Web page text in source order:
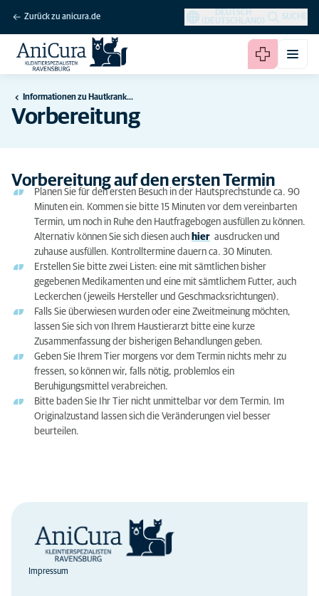
Zurück zu anicura.de
DEUTSCH
(DEUTSCHLAND)
SUCHE
Informationen zu Hautkrankheiten
Vorbereitung
Vorbereitung auf den ersten Termin
Planen Sie für den ersten Besuch in der Hautsprechstunde ca. 90
Minuten ein. Kommen sie bitte 15 Minuten vor dem vereinbarten
Termin, um noch in Ruhe den Hautfragebogen ausfüllen zu können.
Alternativ können Sie sich diesen auch hier ausdrucken und
zuhause ausfüllen. Kontrolltermine dauern ca. 30 Minuten.
Erstellen Sie bitte zwei Listen: eine mit sämtlichen bisher
gegebenen Medikamenten und eine mit sämtlichem Futter, auch
Leckerchen (jeweils Hersteller und Geschmacksrichtungen).
Falls Sie überwiesen wurden oder eine Zweitmeinung möchten,
lassen Sie sich von Ihrem Haustierarzt bitte eine kurze
Zusammenfassung der bisherigen Behandlungen geben.
Geben Sie Ihrem Tier morgens vor dem Termin nichts mehr zu
fressen, so können wir, falls nötig, problemlos ein
Beruhigungsmittel verabreichen.
Bitte baden Sie Ihr Tier nicht unmittelbar vor dem Termin. Im
Originalzustand lassen sich die Veränderungen viel besser
beurteilen.
Impressum